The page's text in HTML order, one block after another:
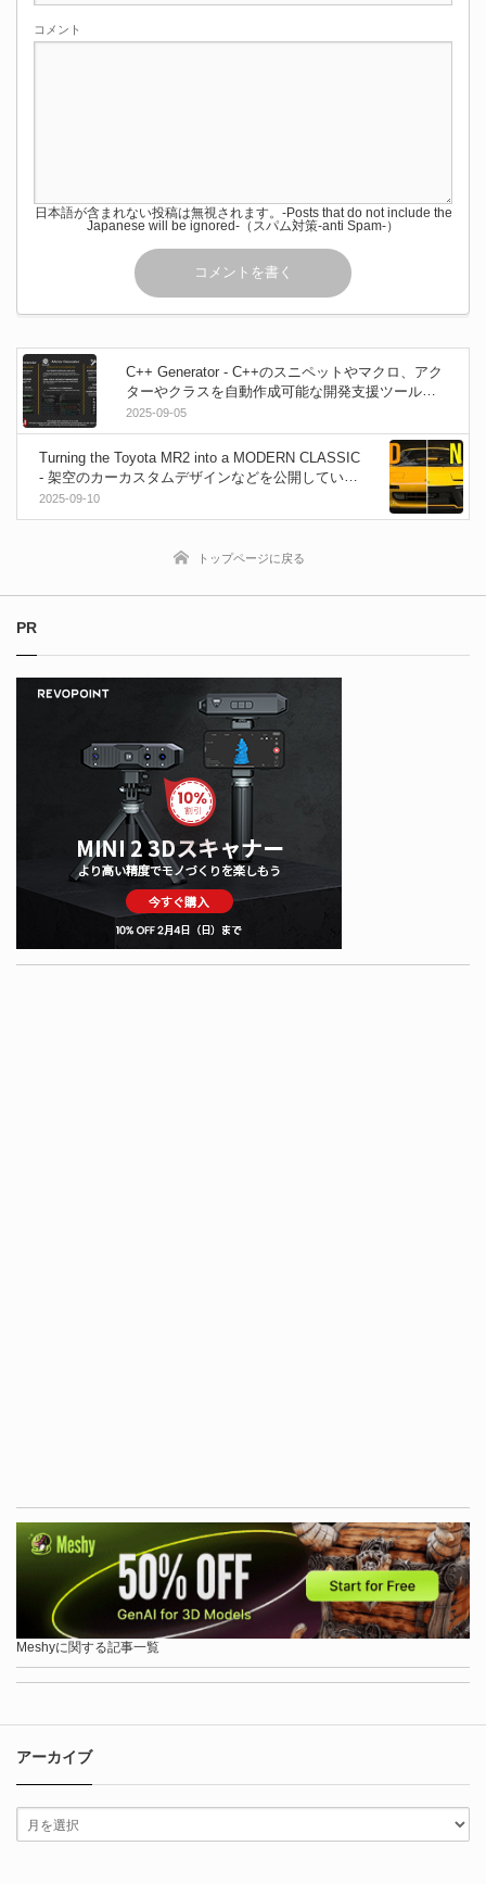
コメント
日本語が含まれない投稿は無視されます。-Posts that do not include the
Japanese will be ignored-（スパム対策-anti Spam-）
C++ Generator - C++のスニペットやマクロ、アク
ターやクラスを自動作成可能な開発支援ツールプ
ラグイン！
2025-09-05
Turning the Toyota MR2 into a MODERN CLASSIC
- 架空のカーカスタムデザインなどを公開している
Zephyr Designzが初のBlender制作タイムラプス動
画を公開！
2025-09-10
トップページに戻る
PR
Meshyに関する記事一覧
アーカイブ